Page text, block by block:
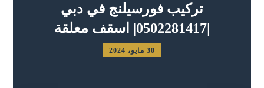
تركيب فورسيلنج في دبي
|0502281417| اسقف معلقة
30 مايو، 2024